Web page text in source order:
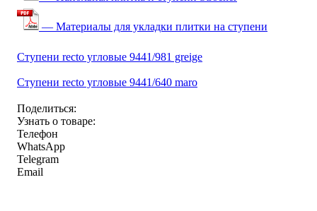
— Материалы для укладки плитки на ступени
Ступени recto угловые 9441/981 greige
Ступени recto угловые 9441/640 maro
Поделиться:
Узнать о товаре:
Телефон
WhatsApp
Telegram
Email